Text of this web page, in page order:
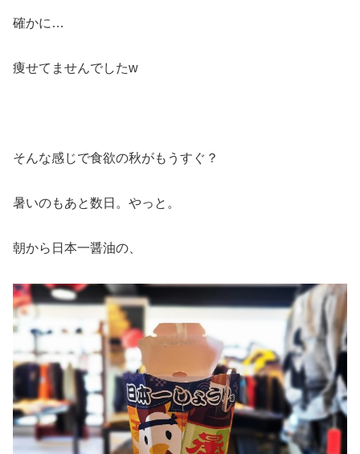
確かに…
痩せてませんでしたw
そんな感じで食欲の秋がもうすぐ？
暑いのもあと数日。やっと。
朝から日本一醤油の、